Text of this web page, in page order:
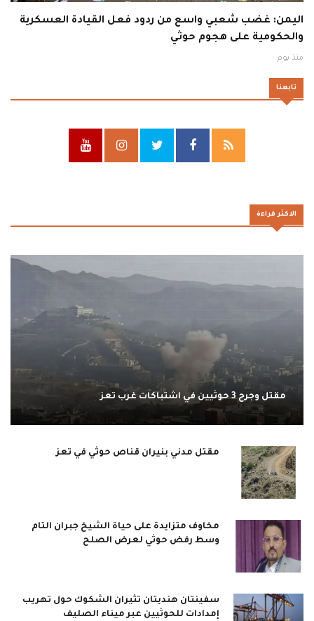
اليمن: غضب شعبي واسع من ردود فعل القيادة العسكرية
والحكومية على هجوم حوثي
منذ يوم
تابعنا
الاكثر قراءة
مقتل وجرح 3 حوثيين في اشتباكات غرب تعز
مقتل مدني بنيران قناص حوثي في تعز
مخاوف متزايدة على حياة الشيخ جبران التام
وسط رفض حوثي لعرض الصلح
سفينتان هنديتان تثيران الشكوك حول تهريب
إمدادات للحوثيين عبر ميناء الصليف